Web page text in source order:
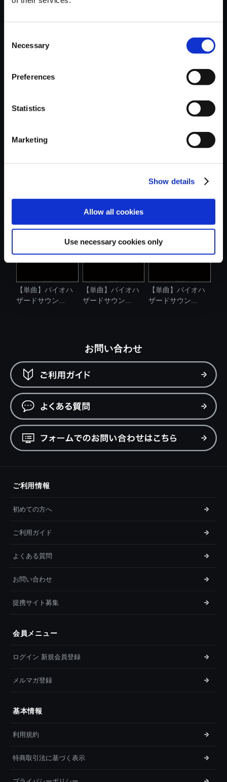
Selection
Necessary
Preferences
Statistics
Marketing
Show details
Allow all cookies
Use necessary cookies only
おすすめ商品
ザードサウン...
ザードサウン...
ザードサウン...
【単曲】バイオハ
ザードサウン...
【単曲】バイオハ
ザードサウン...
【単曲】バイオハ
ザードサウン...
お問い合わせ
ご利用情報
初めての方へ
ご利用ガイド
よくある質問
お問い合わせ
提携サイト募集
会員メニュー
ログイン 新規会員登録
メルマガ登録
基本情報
利用規約
特商取引法に基づく表示